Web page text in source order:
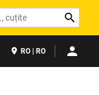
RO | RO